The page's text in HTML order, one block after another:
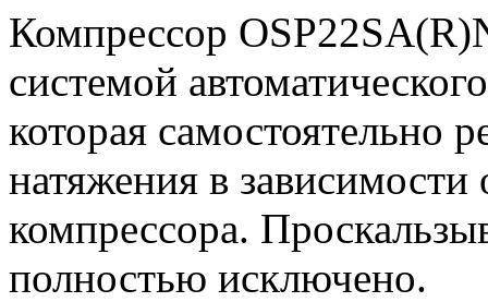
Компрессор
системой
которая самостоятельно
натяжения в
компрессора.
полностью исключено.